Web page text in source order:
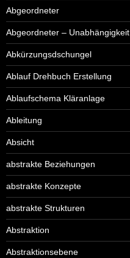
Abgeordneter
Abgeordneter – Unabhängigkeit
Abkürzungsdschungel
Ablauf Drehbuch Erstellung
Ablaufschema Kläranlage
Ableitung
Absicht
abstrakte Beziehungen
abstrakte Konzepte
abstrakte Strukturen
Abstraktion
Abstraktionsebene